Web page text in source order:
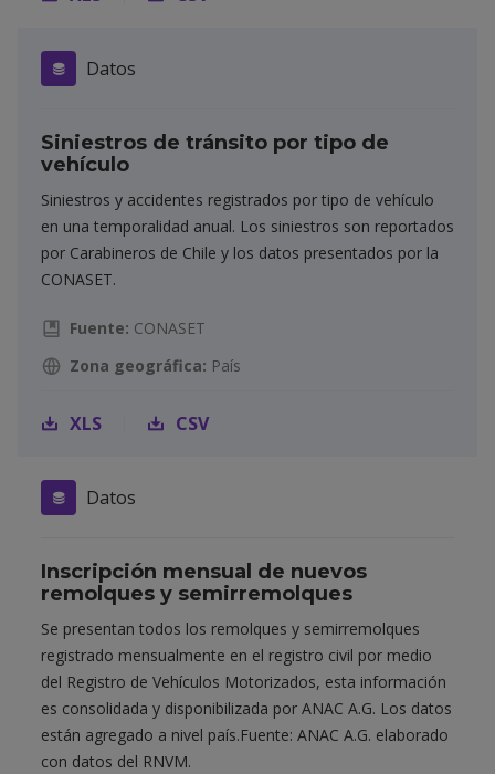
Datos
Siniestros de tránsito por tipo de
vehículo
Siniestros y accidentes registrados por tipo de vehículo
en una temporalidad anual. Los siniestros son reportados
por Carabineros de Chile y los datos presentados por la
CONASET.
Fuente: CONASET
Zona geográfica: País
XLS CSV
Datos
Inscripción mensual de nuevos
remolques y semirremolques
Se presentan todos los remolques y semirremolques
registrado mensualmente en el registro civil por medio
del Registro de Vehículos Motorizados, esta información
es consolidada y disponibilizada por ANAC A.G. Los datos
están agregado a nivel país.Fuente: ANAC A.G. elaborado
con datos del RNVM.